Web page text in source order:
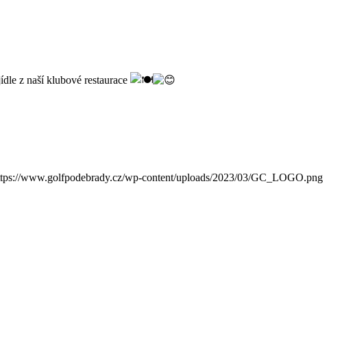
z naší klubové restaurace
www.golfpodebrady.cz/wp-content/uploads/2023/03/GC_LOGO.png